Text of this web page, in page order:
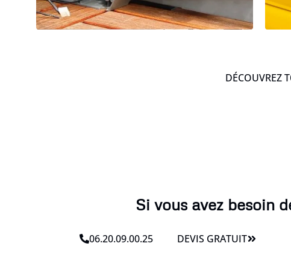
DÉCOUVREZ
Si vous avez besoin
06.20.09.00.25 DEVIS GRATUIT